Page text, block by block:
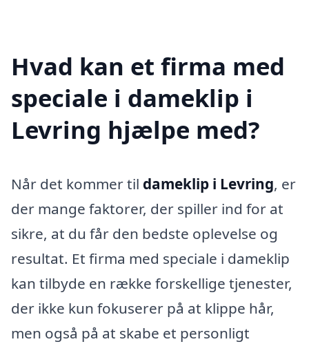
Hvad kan et firma med
speciale i dameklip i
Levring hjælpe med?
Når det kommer til dameklip i Levring, er
der mange faktorer, der spiller ind for at
sikre, at du får den bedste oplevelse og
resultat. Et firma med speciale i dameklip
kan tilbyde en række forskellige tjenester,
der ikke kun fokuserer på at klippe hår,
men også på at skabe et personligt